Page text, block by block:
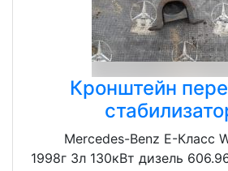
Кронштейн
Mercedes-Benz E-Класс
1998г 3л 130кВт дизель